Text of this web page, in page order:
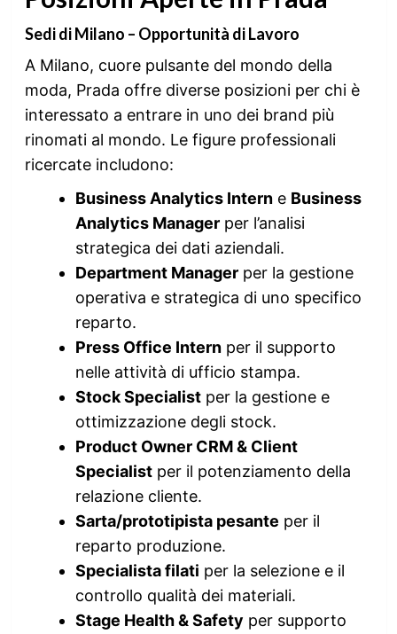
Sedi di Milano – Opportunità di Lavoro
A Milano, cuore pulsante del mondo della
moda, Prada offre diverse posizioni per chi è
interessato a entrare in uno dei brand più
rinomati al mondo. Le figure professionali
ricercate includono:
Business Analytics Interne Business
Analytics Managerper l’analisi
strategica dei dati aziendali.
Department Managerper la gestione
operativa e strategica di uno specifico
reparto.
Press Office Internper il supporto
nelle attività di ufficio stampa.
Stock Specialistper la gestione e
ottimizzazione degli stock.
Product Owner CRM & Client
Specialistper il potenziamento della
relazione cliente.
Sarta/prototipista pesante per il
reparto produzione.
Specialista filati per la selezione e il
controllo qualità dei materiali.
Stage Health & Safety per supporto